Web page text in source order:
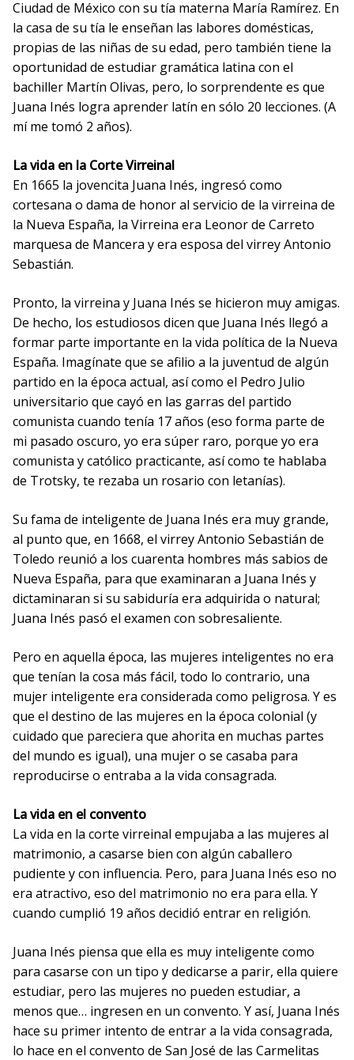
Ciudad de México con su tía materna María Ramírez. En
la casa de su tía le enseñan las labores domésticas,
propias de las niñas de su edad, pero también tiene la
oportunidad de estudiar gramática latina con el
bachiller Martín Olivas, pero, lo sorprendente es que
Juana Inés logra aprender latín en sólo 20 lecciones. (A
mí me tomó 2 años).
La vida en la Corte Virreinal
En 1665 la jovencita Juana Inés, ingresó como
cortesana o dama de honor al servicio de la virreina de
la Nueva España, la Virreina era Leonor de Carreto
marquesa de Mancera y era esposa del virrey Antonio
Sebastián.
Pronto, la virreina y Juana Inés se hicieron muy amigas.
De hecho, los estudiosos dicen que Juana Inés llegó a
formar parte importante en la vida política de la Nueva
España. Imagínate que se afilio a la juventud de algún
partido en la época actual, así como el Pedro Julio
universitario que cayó en las garras del partido
comunista cuando tenía 17 años (eso forma parte de
mi pasado oscuro, yo era súper raro, porque yo era
comunista y católico practicante, así como te hablaba
de Trotsky, te rezaba un rosario con letanías).
Su fama de inteligente de Juana Inés era muy grande,
al punto que, en 1668, el virrey Antonio Sebastián de
Toledo reunió a los cuarenta hombres más sabios de
Nueva España, para que examinaran a Juana Inés y
dictaminaran si su sabiduría era adquirida o natural;
Juana Inés pasó el examen con sobresaliente.
Pero en aquella época, las mujeres inteligentes no era
que tenían la cosa más fácil, todo lo contrario, una
mujer inteligente era considerada como peligrosa. Y es
que el destino de las mujeres en la época colonial (y
cuidado que pareciera que ahorita en muchas partes
del mundo es igual), una mujer o se casaba para
reproducirse o entraba a la vida consagrada.
La vida en el convento
La vida en la corte virreinal empujaba a las mujeres al
matrimonio, a casarse bien con algún caballero
pudiente y con influencia. Pero, para Juana Inés eso no
era atractivo, eso del matrimonio no era para ella. Y
cuando cumplió 19 años decidió entrar en religión.
Juana Inés piensa que ella es muy inteligente como
para casarse con un tipo y dedicarse a parir, ella quiere
estudiar, pero las mujeres no pueden estudiar, a
menos que… ingresen en un convento. Y así, Juana Inés
hace su primer intento de entrar a la vida consagrada,
lo hace en el convento de San José de las Carmelitas